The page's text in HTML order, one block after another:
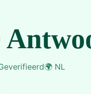
🌍 NL